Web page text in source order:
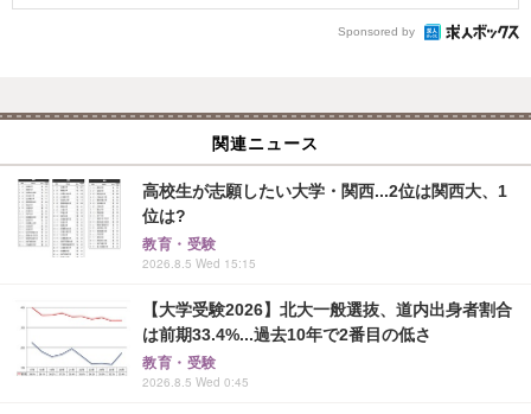
Sponsored by
関連ニュース
高校生が志願したい大学・関西...2位は関西大、1
位は?
教育・受験
2026.8.5 Wed 15:15
【大学受験2026】北大一般選抜、道内出身者割合
は前期33.4%...過去10年で2番目の低さ
教育・受験
2026.8.5 Wed 0:45